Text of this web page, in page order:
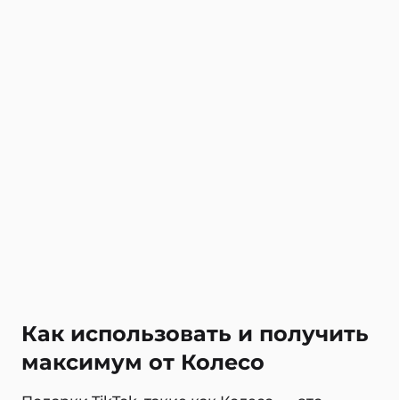
Как использовать и получить
максимум от Колесо